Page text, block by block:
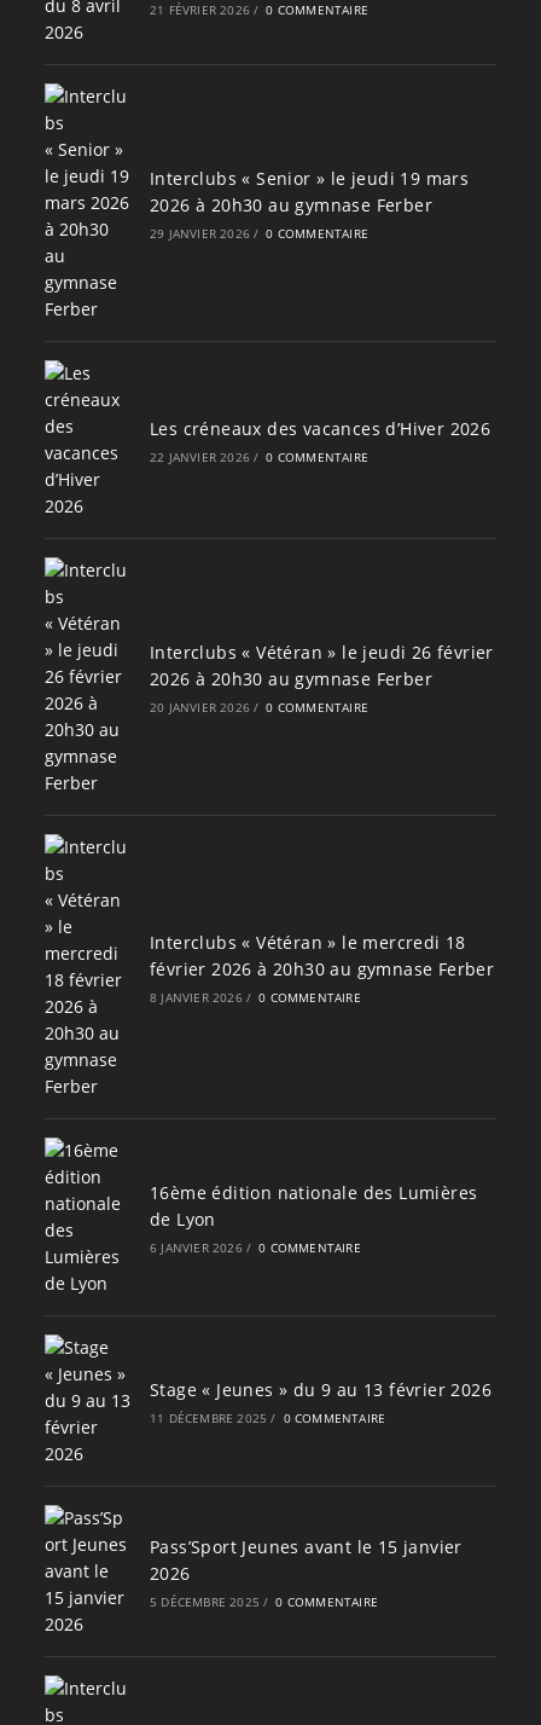
21 FÉVRIER 2026 / 0 COMMENTAIRE
Interclubs « Senior » le jeudi 19 mars
2026 à 20h30 au gymnase Ferber
29 JANVIER 2026 / 0 COMMENTAIRE
Les créneaux des vacances d’Hiver 2026
22 JANVIER 2026 / 0 COMMENTAIRE
Interclubs « Vétéran » le jeudi 26 février
2026 à 20h30 au gymnase Ferber
20 JANVIER 2026 / 0 COMMENTAIRE
Interclubs « Vétéran » le mercredi 18
février 2026 à 20h30 au gymnase Ferber
8 JANVIER 2026 / 0 COMMENTAIRE
16ème édition nationale des Lumières
de Lyon
6 JANVIER 2026 / 0 COMMENTAIRE
Stage « Jeunes » du 9 au 13 février 2026
11 DÉCEMBRE 2025 / 0 COMMENTAIRE
Pass’Sport Jeunes avant le 15 janvier
2026
5 DÉCEMBRE 2025 / 0 COMMENTAIRE